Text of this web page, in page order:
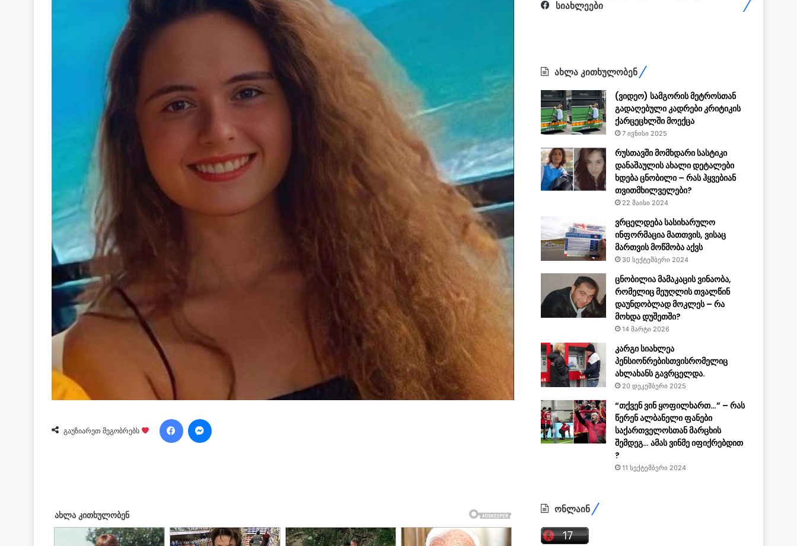
გაუზიარეთ მეგობრებს
Facebook
სიახლეები
ახლა კითხულობენ
(ვიდეო) სამგორის მეტროსთან
გადაღებული კადრები კრიტიკის
ქარცეცხლში მოექცა
7 ივნისი 2025
რუსთავში მომხდარი სასტიკი
დანაშაულის ახალი დეტალები
ხდება ცნობილი – რას ჰყვებიან
თვითმხილველები?
22 მაისი 2024
ვრცელდება სასიხარულო
ინფორმაცია მათთვის, ვისაც
მართვის მოწმობა აქვს
30 სექტემბერი 2024
ცნობილია მამაკაცის ვინაობა,
რომელიც მეუღლის თვალწინ
დაუნდობლად მოკლეს – რა
მოხდა დუშეთში?
14 მარტი 2026
კარგი სიახლეა
პენსიონრებისთვისრომელიც
ახლახანს გავრცელდა.
20 დეკემბერი 2025
“თქვენ ვინ ყოფილხართ…” – რას
წერენ ალბანელი ფანები
საქართველოსთან მარცხის
შემდეგ… ამას ვინმე იფიქრებდით
?
11 სექტემბერი 2024
ონლაინ